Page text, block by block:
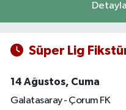
Süper Lig
14 Ağustos, Cuma
Galatasaray - Çorum FK